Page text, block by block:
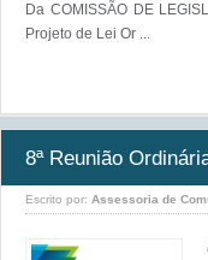
Da COMISSÃO DE
Projeto de Lei Or ...
8ª Reunião
Escrito por: Assessoria de